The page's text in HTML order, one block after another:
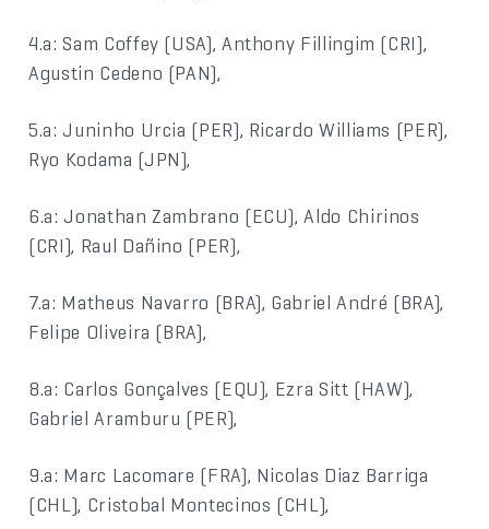
4.a: Sam Coffey (USA), Anthony Fillingim (CRI),
Agustin Cedeno (PAN),
5.a: Juninho Urcia (PER), Ricardo Williams (PER),
Ryo Kodama (JPN),
6.a: Jonathan Zambrano (ECU), Aldo Chirinos
(CRI), Raul Dañino (PER),
7.a: Matheus Navarro (BRA), Gabriel André (BRA),
Felipe Oliveira (BRA),
8.a: Carlos Gonçalves (EQU), Ezra Sitt (HAW),
Gabriel Aramburu (PER),
9.a: Marc Lacomare (FRA), Nicolas Diaz Barriga
(CHL), Cristobal Montecinos (CHL),